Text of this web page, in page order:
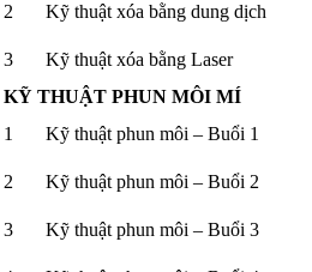
2
Kỹ thuật xóa bằng dung dịch
3
Kỹ thuật xóa bằng Laser
KỸ THUẬT PHUN MÔI MÍ
1
Kỹ thuật phun môi – Buổi 1
2
Kỹ thuật phun môi – Buổi 2
3
Kỹ thuật phun môi – Buổi 3